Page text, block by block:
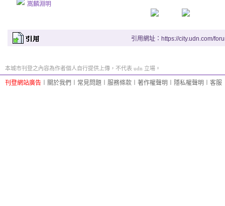
嵩麟淵明
引用網址：https://city.udn.com/
本城市刊登之內容為作者個人自行提供上傳，不代表 udn 立場。
刊登網站廣告 關於我們 常見問題 服務條款 著作權聲明 隱私權聲明 客服